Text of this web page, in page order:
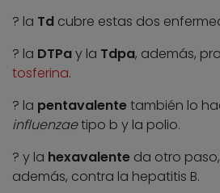
? la Td cubre estas dos
? la DTPay la Tdpa, además,
tosferina.
? la pentavalentetambién lo
influenzaetipo b y la polio.
? y la hexavalente da otro
además, contra la hepatitis B.